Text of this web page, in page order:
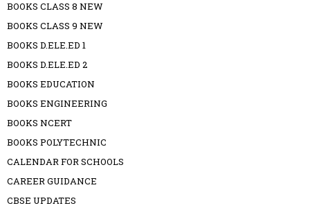
BOOKS CLASS 8 NEW
BOOKS CLASS 9 NEW
BOOKS D.ELE.ED 1
BOOKS D.ELE.ED 2
BOOKS EDUCATION
BOOKS ENGINEERING
BOOKS NCERT
BOOKS POLYTECHNIC
CALENDAR FOR SCHOOLS
CAREER GUIDANCE
CBSE UPDATES